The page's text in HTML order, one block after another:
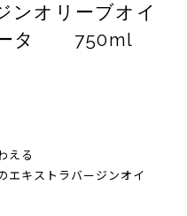
ンオリーブオイ
ータ 750ml
える
エキストラバージンオイ